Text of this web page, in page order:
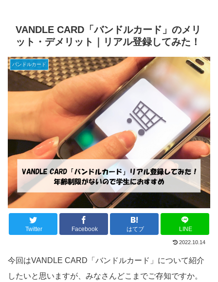
VANDLE CARD「バンドルカード」のメリ
ット・デメリット｜リアル登録してみた！
バンドルカード
Twitter Facebook はてブ LINE
2022.10.14
今回はVANDLE CARD「バンドルカード」について紹介
したいと思いますが、みなさんどこまでご存知ですか。